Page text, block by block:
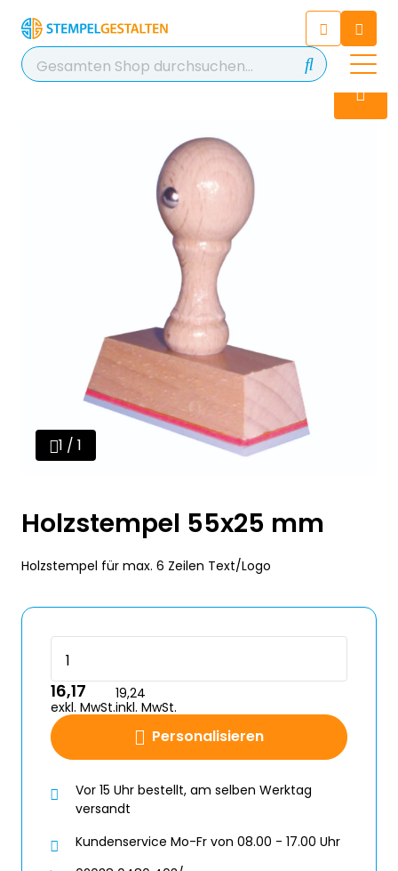
Chatten Sie 24/7 mit unserem
hilfreichen Chatbot
Kontakt
+49 2038 0480 403
1 / 1
Holzstempel 55x25 mm
Holzstempel für max. 6 Zeilen Text/Logo
Personalisieren
16,17
exkl. MwSt.
19,24
inkl. MwSt.
Vor 15 Uhr bestellt, am selben Werktag
versandt
Kundenservice Mo-Fr von 08.00 - 17.00 Uhr